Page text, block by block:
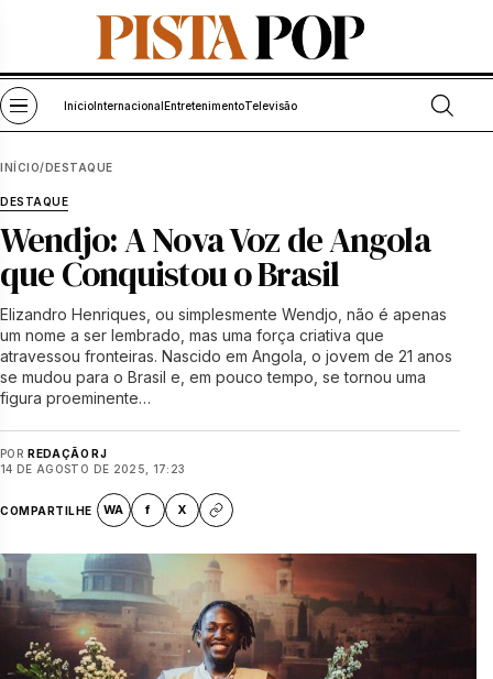
Pular para o conteúdo
Abrir menu
Início Internacional EntretenimentoTelevisão Abrir
INÍCIO/ DESTAQUE
DESTAQUE
Wendjo: A Nova Voz de Angola
que Conquistou o Brasil
Elizandro Henriques, ou simplesmente Wendjo, não é apenas
um nome a ser lembrado, mas uma força criativa que
atravessou fronteiras. Nascido em Angola, o jovem de 21 anos
se mudou para o Brasil e, em pouco tempo, se tornou uma
figura proeminente…
POR REDAÇÃO RJ
14 DE AGOSTO DE 2025, 17:23
COMPARTILHE WA f X